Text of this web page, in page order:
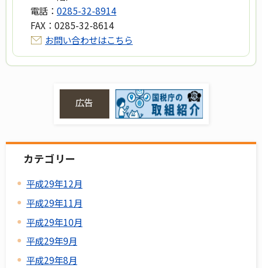
電話： 0285-32-8914
FAX： 0285-32-8614
お問い合わせはこちら
広告
カテゴリー
平成29年12月
平成29年11月
平成29年10月
平成29年9月
平成29年8月